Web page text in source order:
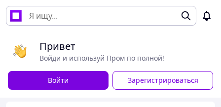
Привет
Войди и используй Пром по полной!
Войти Зарегистрироваться